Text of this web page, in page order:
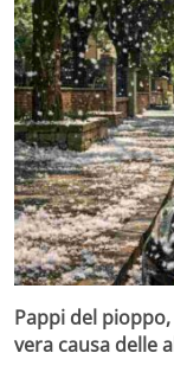
Pappi del
vera causa delle